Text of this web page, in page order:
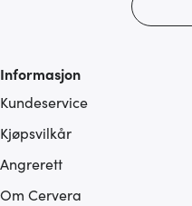
Informasjon
Kundeservice
Kjøpsvilkår
Angrerett
Om Cervera